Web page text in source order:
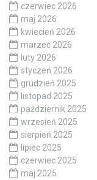
czerwiec 2026
maj 2026
kwiecień 2026
marzec 2026
luty 2026
styczeń 2026
grudzień 2025
listopad 2025
październik 2025
wrzesień 2025
sierpień 2025
lipiec 2025
czerwiec 2025
maj 2025